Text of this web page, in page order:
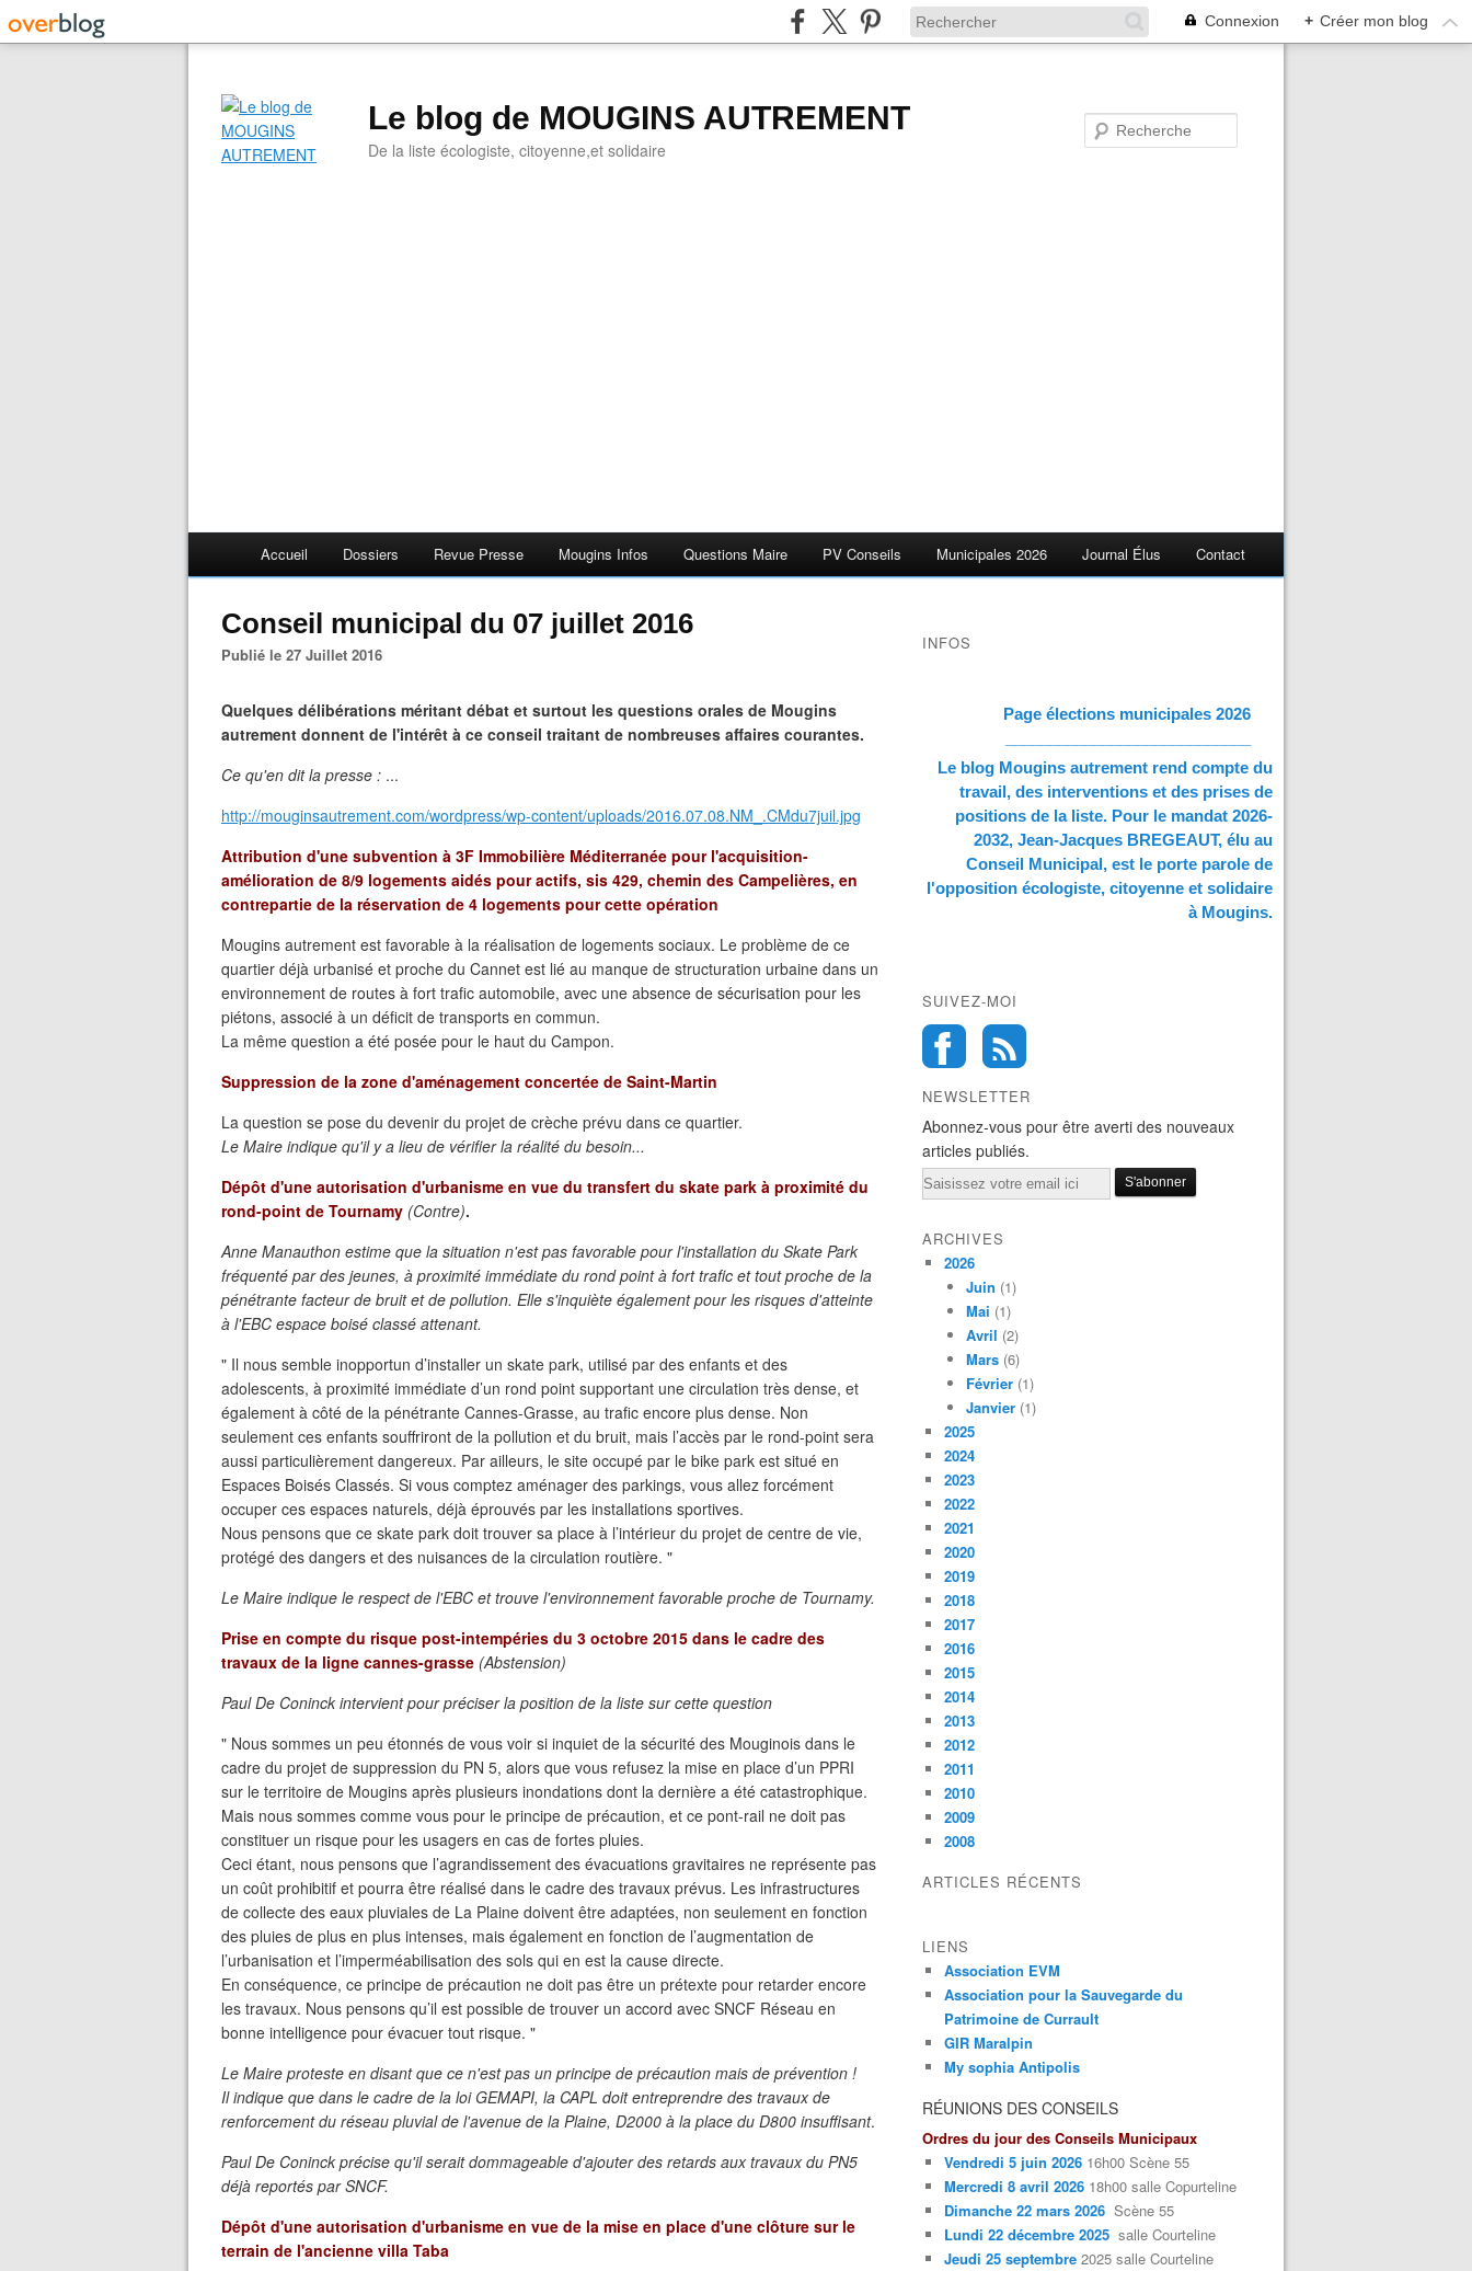
Connexion + Créer mon blog
Le blog de MOUGINS AUTREMENT
De la liste écologiste, citoyenne,et solidaire
Accueil Dossiers Revue Presse Mougins Infos Questions Maire PV Conseils Municipales 2026 Journal Élus Contact
Conseil municipal du 07 juillet 2016
Publié le 27 Juillet 2016
Quelques délibérations méritant débat et surtout les questions orales de Mougins
autrement donnent de l'intérêt à ce conseil traitant de nombreuses affaires courantes.
Ce qu'en dit la presse : ...
http://mouginsautrement.com/wordpress/wp-content/uploads/2016.07.08.NM_.CMdu7juil.jpg
Attribution d'une subvention à 3F Immobilière Méditerranée pour l'acquisition-
amélioration de 8/9 logements aidés pour actifs, sis 429, chemin des Campelières, en
contrepartie de la réservation de 4 logements pour cette opération
Mougins autrement est favorable à la réalisation de logements sociaux. Le problème de ce
quartier déjà urbanisé et proche du Cannet est lié au manque de structuration urbaine dans un
environnement de routes à fort trafic automobile, avec une absence de sécurisation pour les
piétons, associé à un déficit de transports en commun.
La même question a été posée pour le haut du Campon.
Suppression de la zone d'aménagement concertée de Saint-Martin
La question se pose du devenir du projet de crèche prévu dans ce quartier.
Le Maire indique qu'il y a lieu de vérifier la réalité du besoin...
Dépôt d'une autorisation d'urbanisme en vue du transfert du skate park à proximité du
rond-point de Tournamy (Contre).
Anne Manauthon estime que la situation n'est pas favorable pour l'installation du Skate Park
fréquenté par des jeunes, à proximité immédiate du rond point à fort trafic et tout proche de la
pénétrante facteur de bruit et de pollution. Elle s'inquiète également pour les risques d'atteinte
à l'EBC espace boisé classé attenant.
" Il nous semble inopportun d’installer un skate park, utilisé par des enfants et des
adolescents, à proximité immédiate d’un rond point supportant une circulation très dense, et
également à côté de la pénétrante Cannes-Grasse, au trafic encore plus dense. Non
seulement ces enfants souffriront de la pollution et du bruit, mais l’accès par le rond-point sera
aussi particulièrement dangereux. Par ailleurs, le site occupé par le bike park est situé en
Espaces Boisés Classés. Si vous comptez aménager des parkings, vous allez forcément
occuper ces espaces naturels, déjà éprouvés par les installations sportives.
Nous pensons que ce skate park doit trouver sa place à l’intérieur du projet de centre de vie,
protégé des dangers et des nuisances de la circulation routière. "
Le Maire indique le respect de l'EBC et trouve l'environnement favorable proche de Tournamy.
Prise en compte du risque post-intempéries du 3 octobre 2015 dans le cadre des
travaux de la ligne cannes-grasse (Abstension)
Paul De Coninck intervient pour préciser la position de la liste sur cette question
" Nous sommes un peu étonnés de vous voir si inquiet de la sécurité des Mouginois dans le
cadre du projet de suppression du PN 5, alors que vous refusez la mise en place d’un PPRI
sur le territoire de Mougins après plusieurs inondations dont la dernière a été catastrophique.
Mais nous sommes comme vous pour le principe de précaution, et ce pont-rail ne doit pas
constituer un risque pour les usagers en cas de fortes pluies.
Ceci étant, nous pensons que l’agrandissement des évacuations gravitaires ne représente pas
un coût prohibitif et pourra être réalisé dans le cadre des travaux prévus. Les infrastructures
de collecte des eaux pluviales de La Plaine doivent être adaptées, non seulement en fonction
des pluies de plus en plus intenses, mais également en fonction de l’augmentation de
l’urbanisation et l’imperméabilisation des sols qui en est la cause directe.
En conséquence, ce principe de précaution ne doit pas être un prétexte pour retarder encore
les travaux. Nous pensons qu’il est possible de trouver un accord avec SNCF Réseau en
bonne intelligence pour évacuer tout risque. "
Le Maire proteste en disant que ce n'est pas un principe de précaution mais de prévention !
Il indique que dans le cadre de la loi GEMAPI, la CAPL doit entreprendre des travaux de
renforcement du réseau pluvial de l'avenue de la Plaine, D2000 à la place du D800 insuffisant.
Paul De Coninck précise qu'il serait dommageable d'ajouter des retards aux travaux du PN5
déjà reportés par SNCF.
Dépôt d'une autorisation d'urbanisme en vue de la mise en place d'une clôture sur le
terrain de l'ancienne villa Taba
INFOS
Page élections municipales 2026
Le blog Mougins autrement rend compte du
travail, des interventions et des prises de
positions de la liste. Pour le mandat 2026-
2032, Jean-Jacques BREGEAUT, élu au
Conseil Municipal, est le porte parole de
l'opposition écologiste, citoyenne et solidaire
à Mougins.
SUIVEZ-MOI
NEWSLETTER
Abonnez-vous pour être averti des nouveaux
articles publiés.
Email
ARCHIVES
2026
Juin (1)
Mai (1)
Avril (2)
Mars (6)
Février (1)
Janvier (1)
2025
2024
2023
2022
2021
2020
2019
2018
2017
2016
2015
2014
2013
2012
2011
2010
2009
2008
ARTICLES RÉCENTS
LIENS
Association EVM
Association pour la Sauvegarde du
Patrimoine de Currault
GIR Maralpin
My sophia Antipolis
RÉUNIONS DES CONSEILS
Ordres du jour des Conseils Municipaux
Vendredi 5 juin 2026 16h00 Scène 55
Mercredi 8 avril 2026 18h00 salle Copurteline
Dimanche 22 mars 2026 Scène 55
Lundi 22 décembre 2025 salle Courteline
Jeudi 25 septembre 2025 salle Courteline